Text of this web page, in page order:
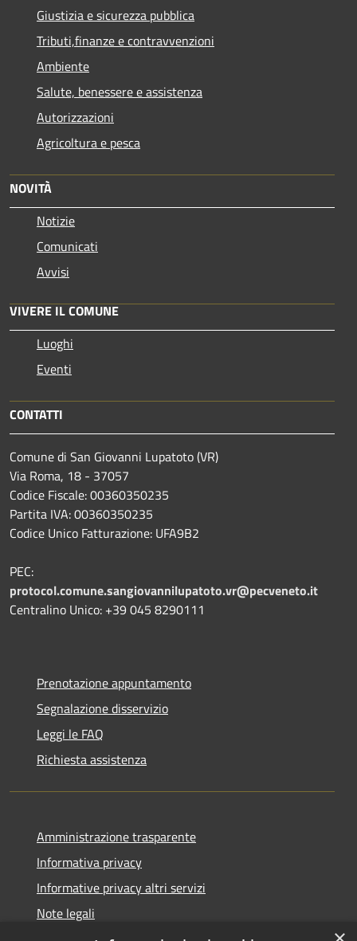
Giustizia e sicurezza pubblica
Tributi,finanze e contravvenzioni
Ambiente
Salute, benessere e assistenza
Autorizzazioni
Agricoltura e pesca
NOVITÀ
Notizie
Comunicati
Avvisi
VIVERE IL COMUNE
Luoghi
Eventi
CONTATTI
Comune di San Giovanni Lupatoto (VR)
Via Roma, 18 - 37057
Codice Fiscale: 00360350235
Partita IVA: 00360350235
Codice Unico Fatturazione: UFA9B2
PEC:
protocol.comune.sangiovannilupatoto.vr@pecveneto.it
Centralino Unico: +39 045 8290111
Prenotazione appuntamento
Segnalazione disservizio
Leggi le FAQ
Richiesta assistenza
Amministrazione trasparente
Informativa privacy
Informative privacy altri servizi
Note legali